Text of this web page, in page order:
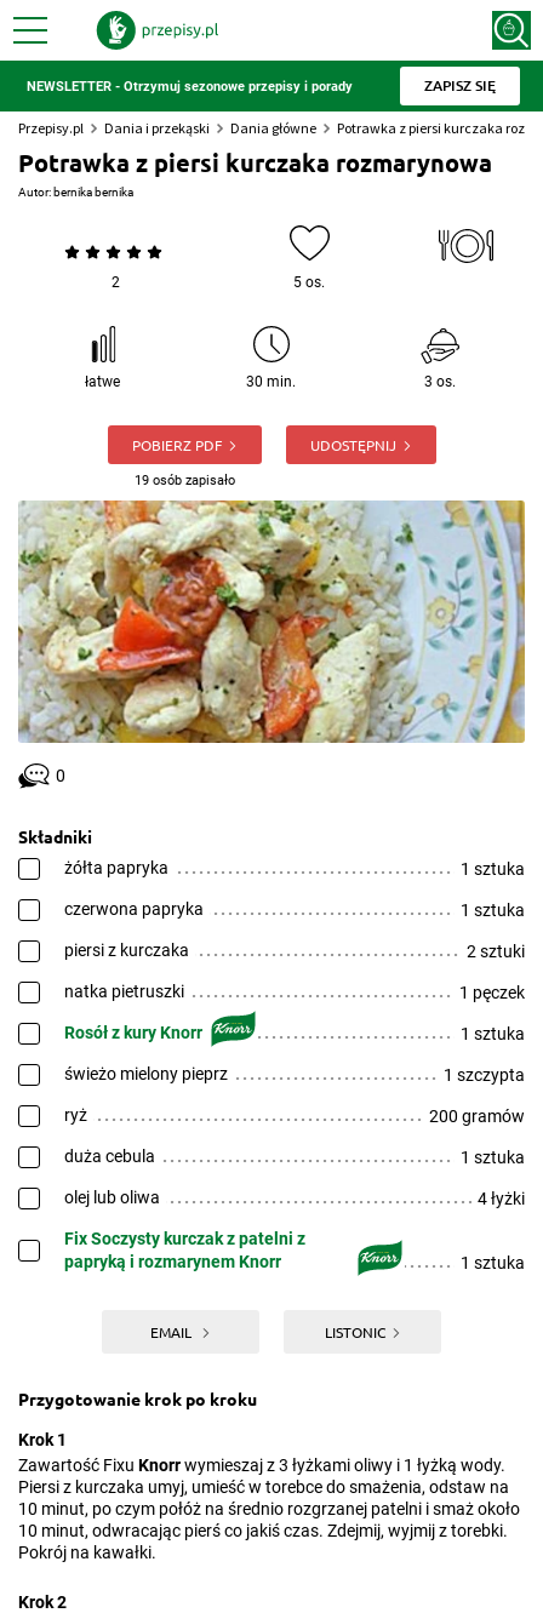
NEWSLETTER - Otrzymuj sezonowe przepisy i porady ZAPISZ SIĘ
Przepisy.pl Dania i przekąski Dania główne Potrawka z piersi kurczaka
Potrawka z piersi kurczaka rozmarynowa
Autor: bernika bernika
2 5 os.
łatwe 30 min. 3 os.
POBIERZ PDF
19 osób zapisało
UDOSTĘPNIJ
0
Składniki
żółta papryka 1 sztuka
czerwona papryka 1 sztuka
piersi z kurczaka 2 sztuki
natka pietruszki 1 pęczek
Rosół z kury Knorr 1 sztuka
świeżo mielony pieprz 1 szczypta
ryż 200 gramów
duża cebula 1 sztuka
olej lub oliwa 4 łyżki
Fix Soczysty kurczak z patelni z
papryką i rozmarynem Knorr
1 sztuka
EMAIL LISTONIC
Przygotowanie krok po kroku
Krok 1
Zawartość Fixu Knorrwymieszaj z 3 łyżkami oliwy i 1 łyżką wody.
Piersi z kurczaka umyj, umieść w torebce do smażenia, odstaw na
10 minut, po czym połóż na średnio rozgrzanej patelni i smaż około
10 minut, odwracając pierś co jakiś czas. Zdejmij, wyjmij z torebki.
Pokrój na kawałki.
Krok 2